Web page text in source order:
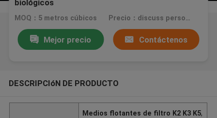
biológicos
MOQ：5 metros cúbicos Precio：discuss personally
Mejor precio Contáctenos
DESCRIPCIóN DE PRODUCTO
Medios flotantes de filtro K2 K3 K5,